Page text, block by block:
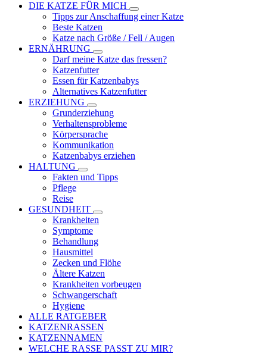
DIE KATZE FÜR MICH
Tipps zur Anschaffung einer Katze
Beste Katzen
Katze nach Größe / Fell / Augen
ERNÄHRUNG
Darf meine Katze das fressen?
Katzenfutter
Essen für Katzenbabys
Alternatives Katzenfutter
ERZIEHUNG
Grunderziehung
Verhaltensprobleme
Körpersprache
Kommunikation
Katzenbabys erziehen
HALTUNG
Fakten und Tipps
Pflege
Reise
GESUNDHEIT
Krankheiten
Symptome
Behandlung
Hausmittel
Zecken und Flöhe
Ältere Katzen
Krankheiten vorbeugen
Schwangerschaft
Hygiene
ALLE RATGEBER
KATZENRASSEN
KATZENNAMEN
WELCHE RASSE PASST ZU MIR?